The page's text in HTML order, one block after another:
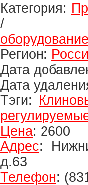
Категория:
оборудование
Регион:
Дата
Дата
Тэги:
Цена: 2600
Адрес:
д.63
Телефон: